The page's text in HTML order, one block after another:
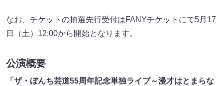
なお、チケットの抽選先行受付はFANYチケットにて5月17
日（土）12:00から開始となります。
公演概要
「ザ・ぼんち芸道55周年記念単独ライブ～漫才はとまらな